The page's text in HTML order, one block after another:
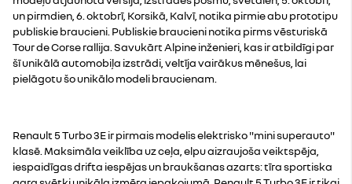
un pirmdien, 6. oktobrī, Korsikā, Kalvī, notika pirmie abu prototipu
publiskie braucieni. Publiskie braucieni notika pirms vēsturiskā
Tour de Corse rallija. Savukārt Alpine inženieri, kas ir atbildīgi par
šī unikālā automobiļa izstrādi, veltīja vairākus mēnešus, lai
pielāgotu šo unikālo modeli braucienam.
Renault 5 Turbo 3E ir pirmais modelis elektrisko "mini superauto"
klasē. Maksimāla veiklība uz ceļa, elpu aizraujoša veiktspēja,
iespaidīgas drifta iespējas un braukšanas azarts: tīra sportiska